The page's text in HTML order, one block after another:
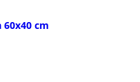
cm